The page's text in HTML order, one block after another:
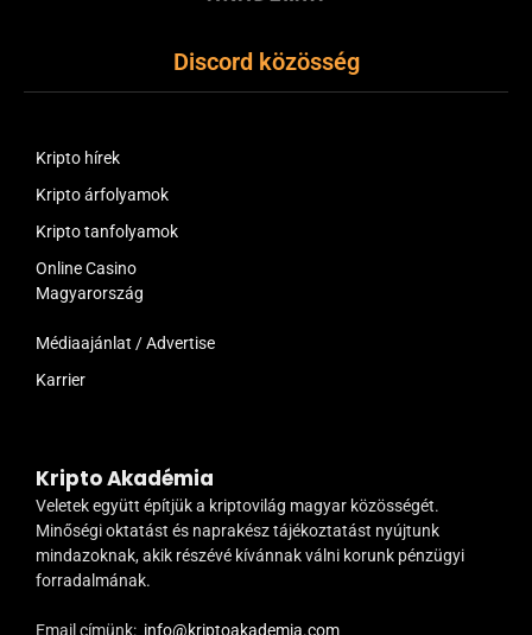
Discord közösség
Kripto hírek
Kripto árfolyamok
Kripto tanfolyamok
Online Casino
Magyarország
Médiaajánlat / Advertise
Karrier
Kripto Akadémia
Veletek együtt építjük a kriptovilág magyar közösségét.
Minőségi oktatást és naprakész tájékoztatást nyújtunk
mindazoknak, akik részévé kívánnak válni korunk pénzügyi
forradalmának.
Email címünk: info@kriptoakademia.com